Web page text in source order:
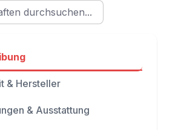
& Hersteller
& Ausstattung